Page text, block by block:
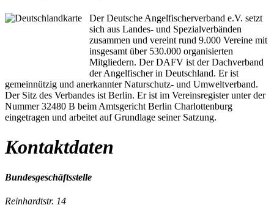
Der Deutsche Angelfischerverband e.V. setzt
sich aus Landes- und Spezialverbänden
zusammen und vereint rund 9.000 Vereine mit
insgesamt über 530.000 organisierten
Mitgliedern. Der DAFV ist der Dachverband
der Angelfischer in Deutschland. Er ist
gemeinnützig und anerkannter Naturschutz- und Umweltverband.
Der Sitz des Verbandes ist Berlin. Er ist im Vereinsregister unter der
Nummer 32480 B beim Amtsgericht Berlin Charlottenburg
eingetragen und arbeitet auf Grundlage seiner Satzung.
Kontaktdaten
Bundesgeschäftsstelle
Reinhardtstr. 14